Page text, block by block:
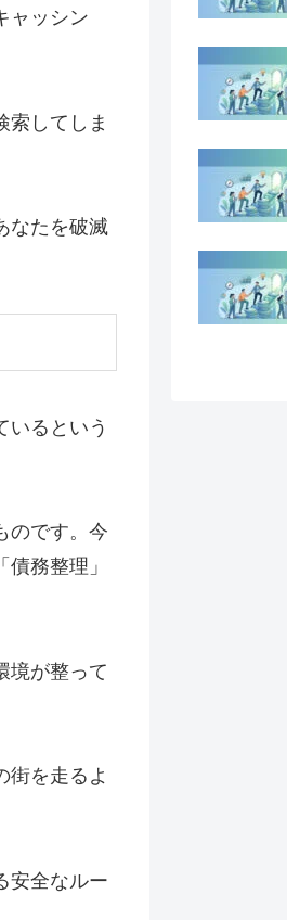
ャッシン
索してしま
なたを破滅
いるという
のです。今
務整理」
境が整って
街を走るよ
安全なルー